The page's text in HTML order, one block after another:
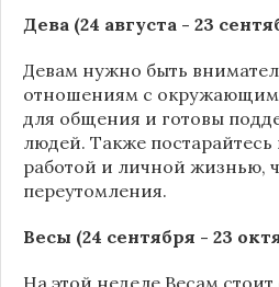
Дева (24 августа - 23
Девам нужно быть
отношениям с
для общения и готовы
людей. Также
работой и личной жизнью,
переутомления.
Весы (24 сентября - 23
На этой неделе Весам